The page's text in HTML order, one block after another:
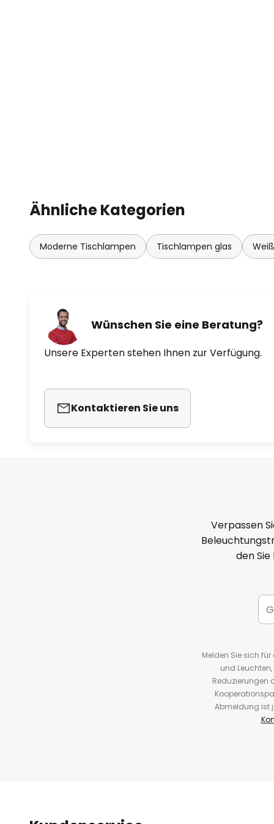
Ähnliche Kategorien
Moderne Tischlampen Tischlampen glas
Wünschen Sie eine Beratung?
Unsere Experten stehen Ihnen zur Verfügung.
Kontaktieren Sie uns
Verpassen
den
Melden Sie sich
und
Reduzierungen
Abmeldung ist